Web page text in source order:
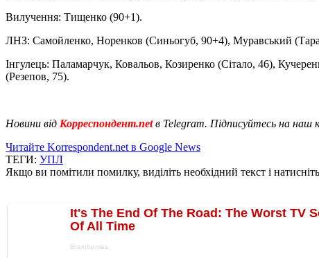
Вилучення: Тищенко (90+1).
ЛНЗ: Самойленко, Норенков (Синьогуб, 90+4), Муравський
Інгулець: Паламарчук, Ковальов, Козиренко (Сітало, 46),
(Резепов, 75).
Новини від Корреспондент.netв Telegram. Підписуйтесь на наш
Читайте Korrespondent.net в Google News
ТЕГИ: УПЛ
Якщо ви помітили помилку, виділіть необхідний текст і